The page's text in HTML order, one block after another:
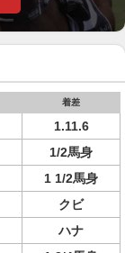
着差
1.11.6
1/2馬身
1 1/2馬身
クビ
ハナ